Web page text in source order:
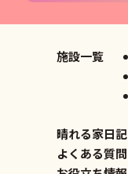
施設一覧
晴れる家日記
よくある質問